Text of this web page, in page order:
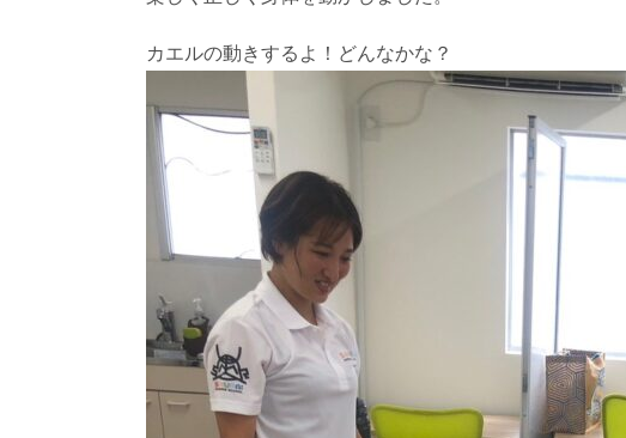
カエルの動きするよ！どんなかな？